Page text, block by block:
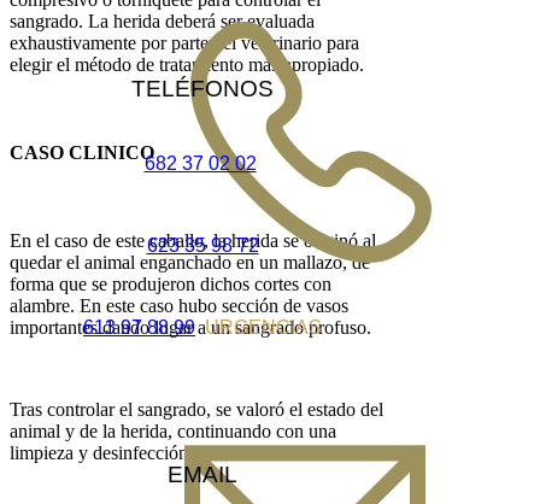
sangrado. La herida deberá ser evaluada
exhaustivamente por parte del veterinario para
elegir el método de tratamiento más apropiado.
CASO CLINICO
En el caso de este caballo, la herida se originó al
quedar el animal enganchado en un mallazo, de
forma que se produjeron dichos cortes con
alambre. En este caso hubo sección de vasos
importantes dando lugar a un sangrado profuso.
Tras controlar el sangrado, se valoró el estado del
animal y de la herida, continuando con una
limpieza y desinfección total de la zona lesionada.
TELÉFONOS
682 37 02 02
623 35 98 72
613 97 88 99 URGENCIAS
EMAIL